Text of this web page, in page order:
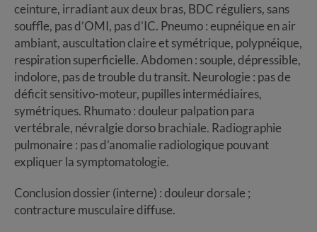
ceinture, irradiant aux deux bras, BDC réguliers, sans
souffle, pas d’OMI, pas d’IC. Pneumo : eupnéique en air
ambiant, auscultation claire et symétrique, polypnéique,
respiration superficielle. Abdomen : souple, dépressible,
indolore, pas de trouble du transit. Neurologie : pas de
déficit sensitivo-moteur, pupilles intermédiaires,
symétriques. Rhumato : douleur palpation para
vertébrale, névralgie dorso brachiale. Radiographie
pulmonaire : pas d’anomalie radiologique pouvant
expliquer la symptomatologie.
Conclusion dossier (interne) : douleur dorsale ;
contracture musculaire diffuse.